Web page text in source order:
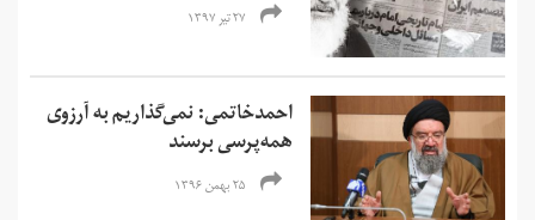
۲۷ تیر ۱۳۹۷
احمدخاتمی: نمی‌گذاریم به آرزوی
همه‌پرسی برسند
۲۵ بهمن ۱۳۹۶